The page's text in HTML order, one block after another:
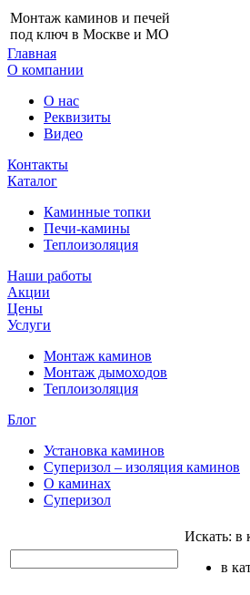
Монтаж каминов и печей
под ключ в Москве и МО
Главная
О компании
О нас
Реквизиты
Видео
Контакты
Каталог
Каминные топки
Печи-камины
Теплоизоляция
Наши работы
Акции
Цены
Услуги
Монтаж каминов
Монтаж дымоходов
Теплоизоляция
Блог
Установка каминов
Суперизол – изоляция каминов
О каминах
Суперизол
Искать: в
в